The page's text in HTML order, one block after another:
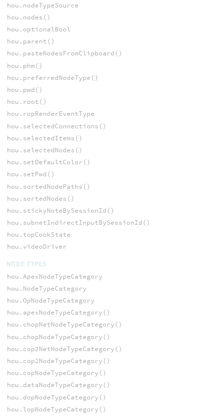
hou.nodeTypeSource
hou.nodes()
hou.optionalBool
hou.parent()
hou.pasteNodesFromClipboard()
hou.phm()
hou.preferredNodeType()
hou.pwd()
hou.root()
hou.ropRenderEventType
hou.selectedConnections()
hou.selectedItems()
hou.selectedNodes()
hou.setDefaultColor()
hou.setPwd()
hou.sortedNodePaths()
hou.sortedNodes()
hou.stickyNoteBySessionId()
hou.subnetIndirectInputBySessionId()
hou.topCookState
hou.videoDriver
NODE TYPES
hou.ApexNodeTypeCategory
hou.NodeTypeCategory
hou.OpNodeTypeCategory
hou.apexNodeTypeCategory()
hou.chopNetNodeTypeCategory()
hou.chopNodeTypeCategory()
hou.cop2NetNodeTypeCategory()
hou.cop2NodeTypeCategory()
hou.copNodeTypeCategory()
hou.dataNodeTypeCategory()
hou.dopNodeTypeCategory()
hou.lopNodeTypeCategory()